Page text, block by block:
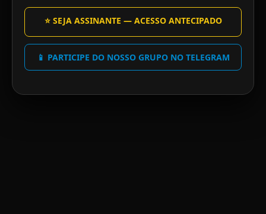
⭐ SEJA ASSINANTE — ACESSO ANTECIPADO
📱 PARTICIPE DO NOSSO GRUPO NO TELEGRAM